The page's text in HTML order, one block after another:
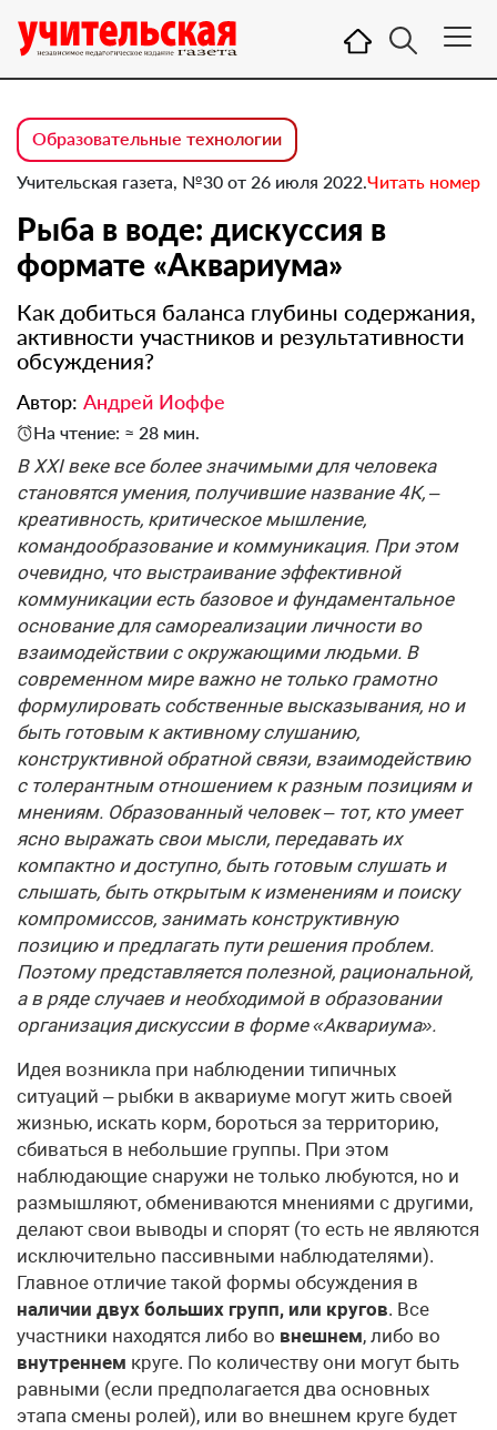
Образовательные технологии
Учительская газета, №30 от 26 июля 2022.Читать номер
Рыба в воде: дискуссия в
формате «Аквариума»
Как добиться баланса глубины содержания,
активности участников и результативности
обсуждения?
Автор: Андрей Иоффе
На чтение: ≈ 28 мин.
В XXI веке все более значимыми для человека
становятся умения, получившие название 4К, –
креативность, критическое мышление,
командообразование и коммуникация. При этом
очевидно, что выстраивание эффективной
коммуникации есть базовое и фундаментальное
основание для самореализации личности во
взаимодействии с окружающими людьми. В
современном мире важно не только грамотно
формулировать собственные высказывания, но и
быть готовым к активному слушанию,
конструктивной обратной связи, взаимодействию
с толерантным отношением к разным позициям и
мнениям. Образованный человек – тот, кто умеет
ясно выражать свои мысли, передавать их
компактно и доступно, быть готовым слушать и
слышать, быть открытым к изменениям и поиску
компромиссов, занимать конструктивную
позицию и предлагать пути решения проблем.
Поэтому представляется полезной, рациональной,
а в ряде случаев и необходимой в образовании
организация дискуссии в форме «Аквариума».
Идея возникла при наблюдении типичных
ситуаций – рыбки в аквариуме могут жить своей
жизнью, искать корм, бороться за территорию,
сбиваться в небольшие группы. При этом
наблюдающие снаружи не только любуются, но и
размышляют, обмениваются мнениями с другими,
делают свои выводы и спорят (то есть не являются
исключительно пассивными наблюдателями).
Главное отличие такой формы обсуждения в
наличии двух больших групп, или кругов. Все
участники находятся либо во внешнем, либо во
внутреннем круге. По количеству они могут быть
равными (если предполагается два основных
этапа смены ролей), или во внешнем круге будет